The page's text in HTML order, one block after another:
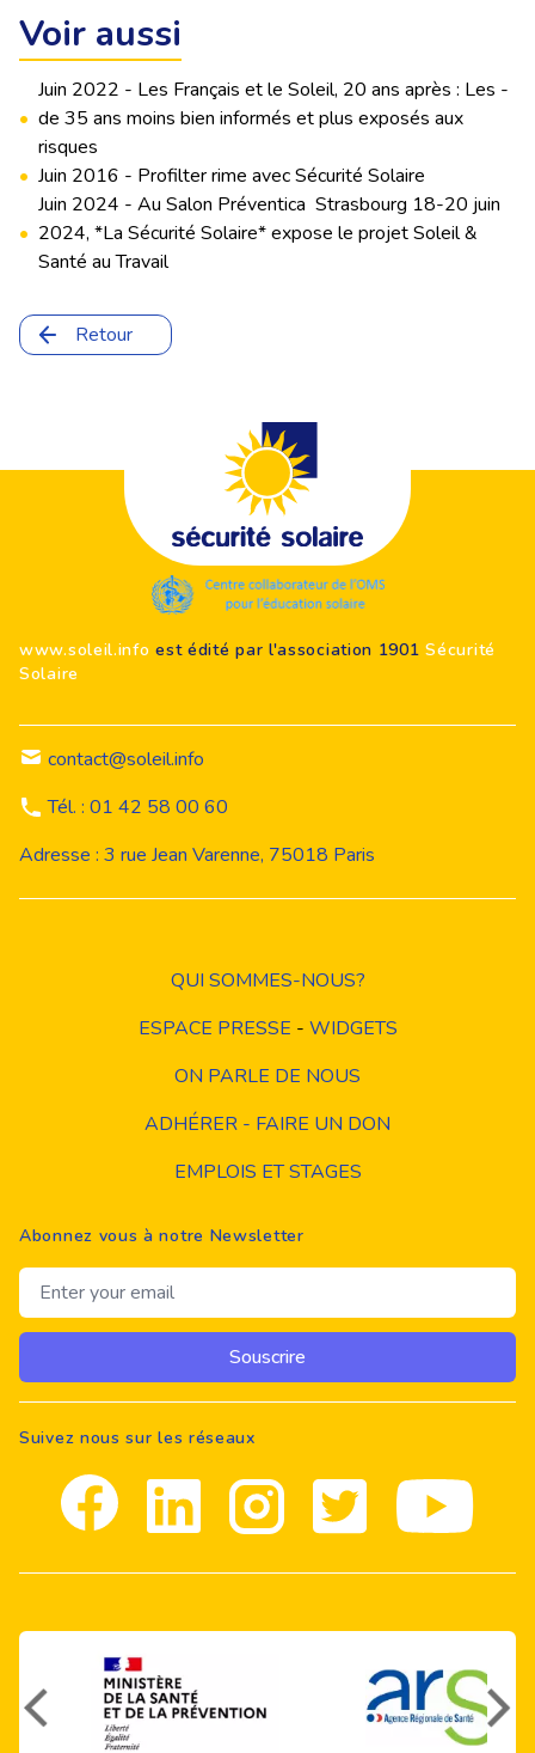
Voir aussi
•
Juin 2022 - Les Français et le Soleil, 20 ans après : Les -
de 35 ans moins bien informés et plus exposés aux
risques
• Juin 2016 - Profilter rime avec Sécurité Solaire
•
Juin 2024 - Au Salon Préventica Strasbourg 18-20 juin
2024, *La Sécurité Solaire* expose le projet Soleil &
Santé au Travail
Retour
www.soleil.info est édité par l'association 1901Sécurité
Solaire
contact@soleil.info
Tél. : 01 42 58 00 60
Adresse : 3 rue Jean Varenne, 75018 Paris
QUI SOMMES-NOUS?
ESPACE PRESSE - WIDGETS
ON PARLE DE NOUS
ADHÉRER - FAIRE UN DON
EMPLOIS ET STAGES
Abonnez vous à notre Newsletter
Email address
Souscrire
Suivez nous sur les réseaux
Facebook Linkedin Instagram Twitter youtube